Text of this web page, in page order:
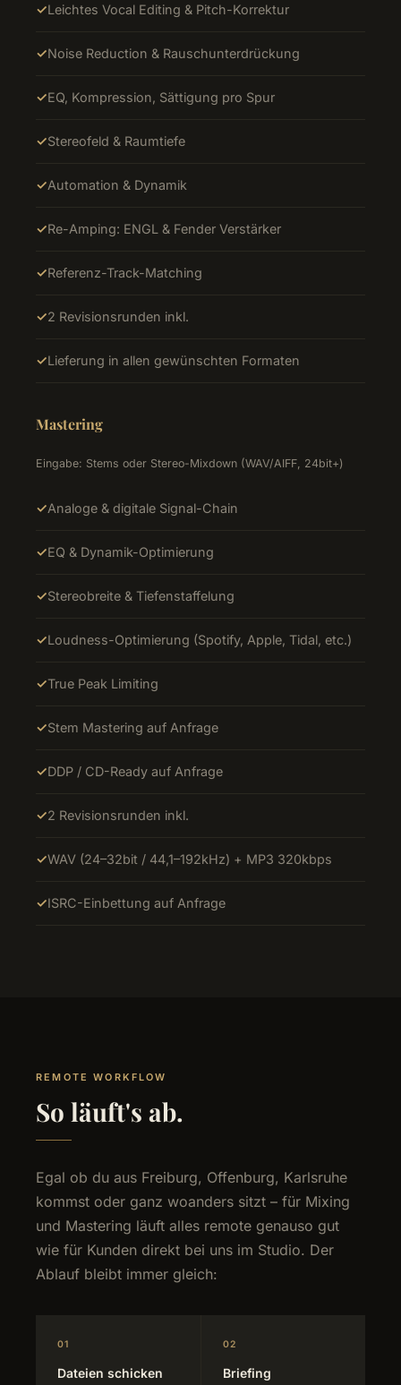
Leichtes Vocal Editing & Pitch-Korrektur
Noise Reduction & Rauschunterdrückung
EQ, Kompression, Sättigung pro Spur
Stereofeld & Raumtiefe
Automation & Dynamik
Re-Amping: ENGL & Fender Verstärker
Referenz-Track-Matching
2 Revisionsrunden inkl.
Lieferung in allen gewünschten Formaten
Mastering
Eingabe: Stems oder Stereo-Mixdown (WAV/AIFF, 24bit+)
Analoge & digitale Signal-Chain
EQ & Dynamik-Optimierung
Stereobreite & Tiefenstaffelung
Loudness-Optimierung (Spotify, Apple, Tidal, etc.)
True Peak Limiting
Stem Mastering auf Anfrage
DDP / CD-Ready auf Anfrage
2 Revisionsrunden inkl.
WAV (24–32bit / 44,1–192kHz) + MP3 320kbps
ISRC-Einbettung auf Anfrage
REMOTE WORKFLOW
So läuft's ab.
Egal ob du aus Freiburg, Offenburg, Karlsruhe
kommst oder ganz woanders sitzt – für Mixing
und Mastering läuft alles remote genauso gut
wie für Kunden direkt bei uns im Studio. Der
Ablauf bleibt immer gleich:
01
Dateien schicken
02
Briefing